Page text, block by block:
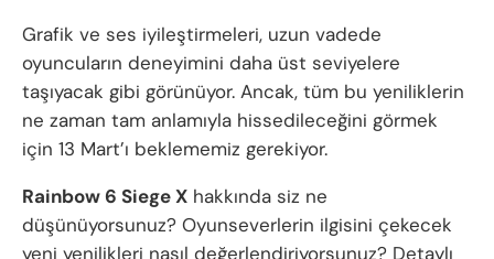
Grafik ve ses iyileştirmeleri, uzun vadede
oyuncuların deneyimini daha üst seviyelere
taşıyacak gibi görünüyor. Ancak, tüm bu yeniliklerin
ne zaman tam anlamıyla hissedileceğini görmek
için 13 Mart’ı beklememiz gerekiyor.
Rainbow 6 Siege X hakkında siz ne
düşünüyorsunuz? Oyunseverlerin ilgisini çekecek
yeni yenilikleri nasıl değerlendiriyorsunuz? Detaylı